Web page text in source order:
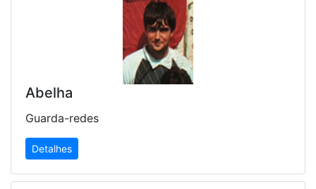
Abelha
Guarda-redes
Detalhes